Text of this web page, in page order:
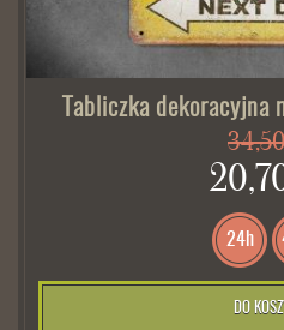
Tabliczka dekoracyjna
24h
DO